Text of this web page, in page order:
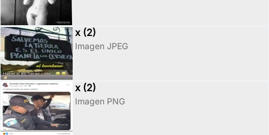
x (2)
Imagen JPEG
x (2)
Imagen PNG